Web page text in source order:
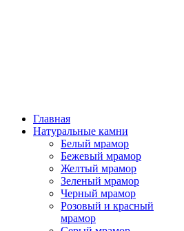
Главная
Натуральные камни
Белый мрамор
Бежевый мрамор
Желтый мрамор
Зеленый мрамор
Черный мрамор
Розовый и красный
мрамор